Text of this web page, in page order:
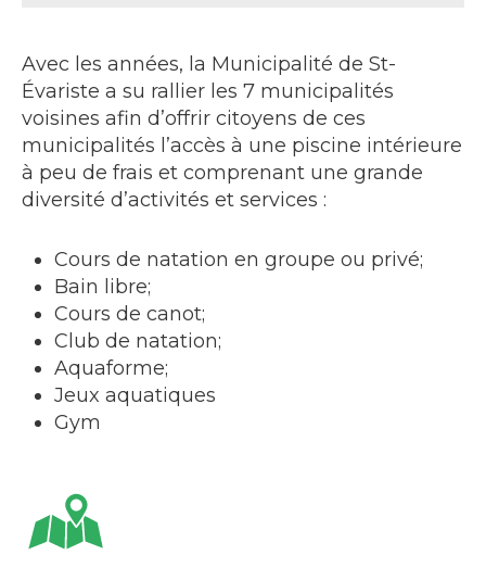
Avec les années, la Municipalité de St-
Évariste a su rallier les 7 municipalités
voisines afin d’offrir citoyens de ces
municipalités l’accès à une piscine intérieure
à peu de frais et comprenant une grande
diversité d’activités et services :
Cours de natation en groupe ou privé;
Bain libre;
Cours de canot;
Club de natation;
Aquaforme;
Jeux aquatiques
Gym